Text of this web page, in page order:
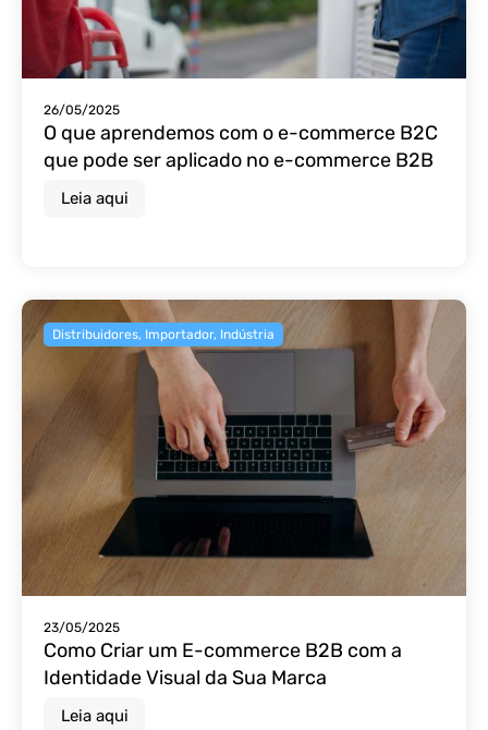
26/05/2025
O que aprendemos com o e-commerce B2C
que pode ser aplicado no e-commerce B2B
Leia aqui
Distribuidores, Importador, Indústria
23/05/2025
Como Criar um E-commerce B2B com a
Identidade Visual da Sua Marca
Leia aqui